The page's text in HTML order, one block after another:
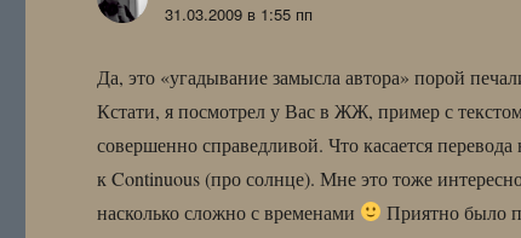
31.03.2009 в 1:55 пп
Да, это «угадывание замысла автора» порой
Кстати, я посмотрел у Вас в ЖЖ, пример с
совершенно справедливой. Что касается
к Continuous (про солнце). Мне это тоже
насколько сложно с временами
Приятно было